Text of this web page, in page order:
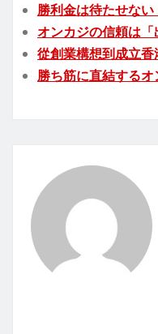
勝利金は待たせな
オンカジの信頼は
從創業構想到成立
勝ち筋に直結する